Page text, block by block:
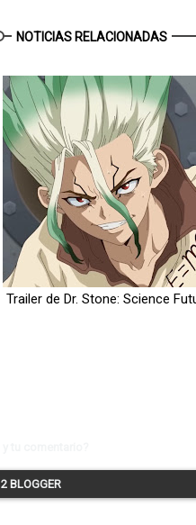
NOTICIAS RELACIONADAS
Trailer de Dr. Stone: Science
2 BLOGGER